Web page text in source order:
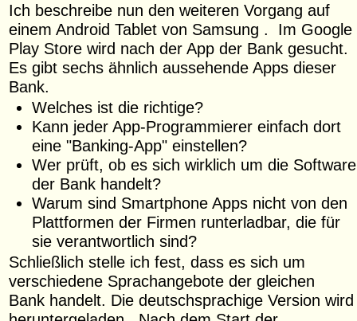
Ich beschreibe nun den weiteren Vorgang auf
einem Android Tablet von Samsung . Im Google
Play Store wird nach der App der Bank gesucht.
Es gibt sechs ähnlich aussehende Apps dieser
Bank.
Welches ist die richtige?
Kann jeder App-Programmierer einfach dort
eine "Banking-App" einstellen?
Wer prüft, ob es sich wirklich um die Software
der Bank handelt?
Warum sind Smartphone Apps nicht von den
Plattformen der Firmen runterladbar, die für
sie verantwortlich sind?
Schließlich stelle ich fest, dass es sich um
verschiedene Sprachangebote der gleichen
Bank handelt. Die deutschsprachige Version wird